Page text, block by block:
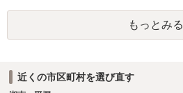
もっとみる
近くの市区町村を選び直す